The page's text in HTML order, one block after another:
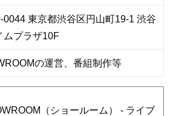
0044 東京都渋谷区円山町19-1 渋谷
ムプラザ10F
の運営、番組制作等
（ショールーム） - ライブ